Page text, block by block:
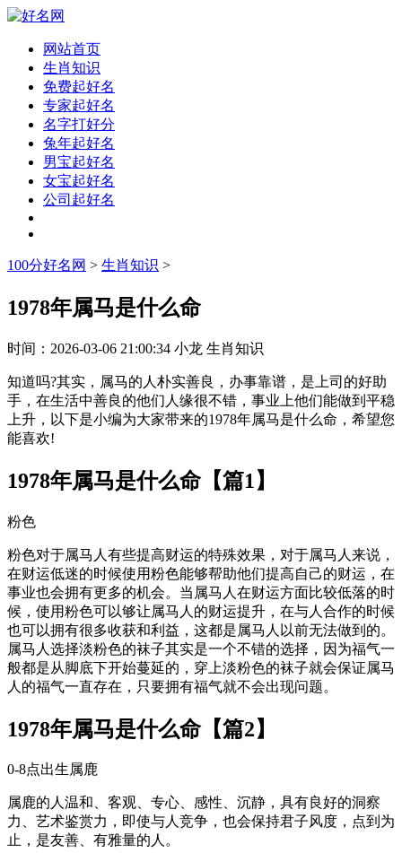
网站首页
生肖知识
免费起好名
专家起好名
名字打好分
兔年起好名
男宝起好名
女宝起好名
公司起好名
100分好名网 > 生肖知识 >
1978年属马是什么命
时间： 2026-03-06 21:00:34 小龙 生肖知识
知道吗?其实，属马的人朴实善良，办事靠谱，是上司的好助
手，在生活中善良的他们人缘很不错，事业上他们能做到平稳
上升，以下是小编为大家带来的1978年属马是什么命，希望您
能喜欢!
1978年属马是什么命【篇1】
粉色
粉色对于属马人有些提高财运的特殊效果，对于属马人来说，
在财运低迷的时候使用粉色能够帮助他们提高自己的财运，在
事业也会拥有更多的机会。当属马人在财运方面比较低落的时
候，使用粉色可以够让属马人的财运提升，在与人合作的时候
也可以拥有很多收获和利益，这都是属马人以前无法做到的。
属马人选择淡粉色的袜子其实是一个不错的选择，因为福气一
般都是从脚底下开始蔓延的，穿上淡粉色的袜子就会保证属马
人的福气一直存在，只要拥有福气就不会出现问题。
1978年属马是什么命【篇2】
0-8点出生属鹿
属鹿的人温和、客观、专心、感性、沉静，具有良好的洞察
力、艺术鉴赏力，即使与人竞争，也会保持君子风度，点到为
止，是友善、有雅量的人。